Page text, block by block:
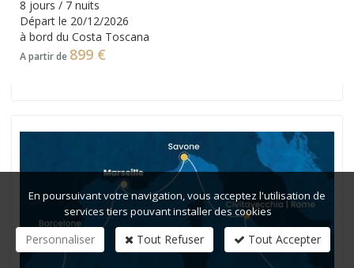
8 jours / 7 nuits
Départ le 20/12/2026
à bord du Costa Toscana
A partir de 899 €
En poursuivant votre navigation, vous acceptez l'utilisation de
services tiers pouvant installer des cookies
Personnaliser Tout Refuser Tout Accepter